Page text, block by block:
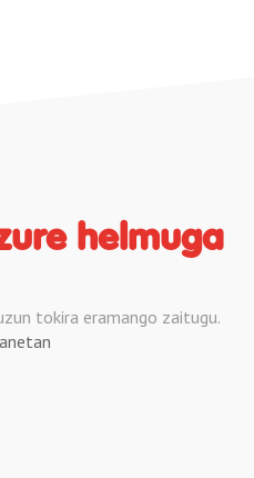
helmuga
tokira eramango zaitugu.